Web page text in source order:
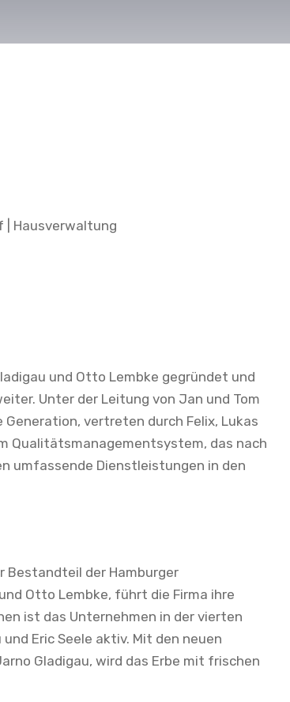
| Hausverwaltung
und Otto Lembke gegründet und
Unter der Leitung von Jan und Tom
vertreten durch Felix, Lukas
Qualitätsmanagementsystem, das nach
umfassende Dienstleistungen in den
Bestandteil der Hamburger
Otto Lembke, führt die Firma ihre
ist das Unternehmen in der vierten
Eric Seele aktiv. Mit den neuen
Gladigau, wird das Erbe mit frischen